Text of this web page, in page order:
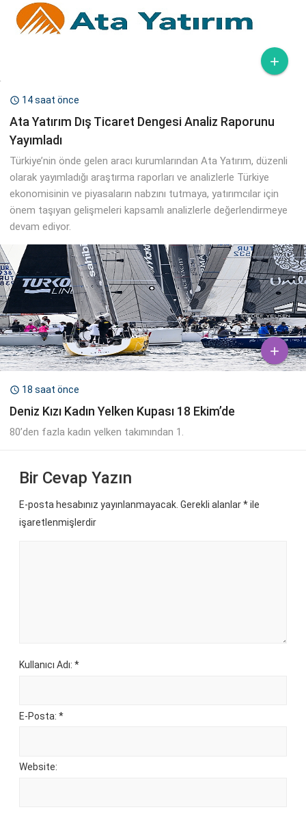

 14 saat önce
Ata Yatırım Dış Ticaret Dengesi Analiz Raporunu
Yayımladı
Türkiye’nin önde gelen aracı kurumlarından Ata Yatırım, düzenli
olarak yayımladığı araştırma raporları ve analizlerle Türkiye
ekonomisinin ve piyasaların nabzını tutmaya, yatırımcılar için
önem taşıyan gelişmeleri kapsamlı analizlerle değerlendirmeye
devam ediyor.

 18 saat önce
Deniz Kızı Kadın Yelken Kupası 18 Ekim’de
80’den fazla kadın yelken takımından 1.
Bir Cevap Yazın
E-posta hesabınız yayınlanmayacak. Gerekli alanlar*ile
işaretlenmişlerdir
Kullanıcı Adı: *
E-Posta: *
Website: